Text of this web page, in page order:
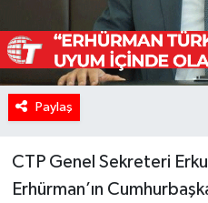
Paylaş
CTP Genel Sekreteri
Erhürman’ın